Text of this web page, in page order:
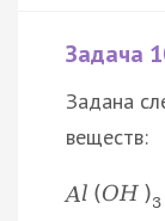
Задача
Задана
веществ:
Al (OH )3